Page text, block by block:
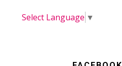
Select Language ▼